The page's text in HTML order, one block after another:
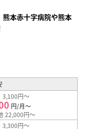
熊本赤十字病院や熊本
3,100円～
円/月～
22,000円～
3,300円～